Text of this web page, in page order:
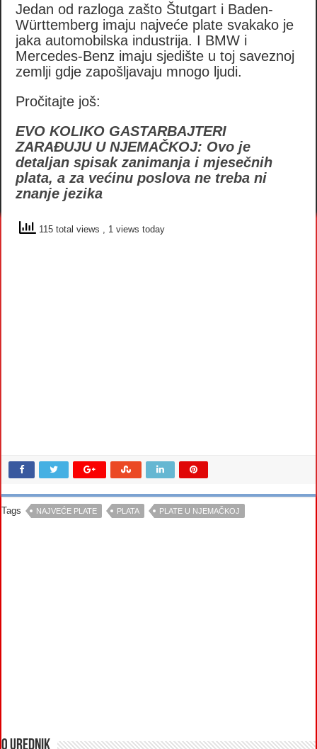
Jedan od razloga zašto Štutgart i Baden-
Württemberg imaju najveće plate svakako je
jaka automobilska industrija. I BMW i
Mercedes-Benz imaju sjedište u toj saveznoj
zemlji gdje zapošljavaju mnogo ljudi.
Pročitajte još:
EVO KOLIKO GASTARBAJTERI
ZARAĐUJU U NJEMAČKOJ: Ovo je
detaljan spisak zanimanja i mjesečnih
plata, a za većinu poslova ne treba ni
znanje jezika
115 total views , 1 views today
Tags NAJVEĆE PLATE PLATA PLATE U NJEMAČKOJ
O urednik